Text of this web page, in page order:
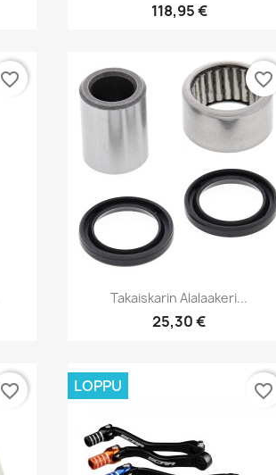
118,95 €
favorite_border
Pikakatselu
Takaiskarin Alalaakeri...
25,30 €
favorite_border
favorite_border LOPPU favorite_border